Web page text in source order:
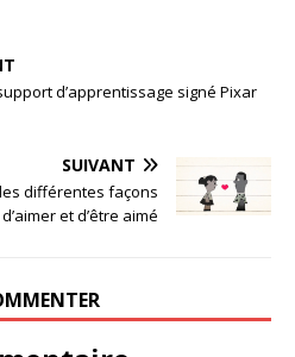
d’apprentissage signé Pixar
SUIVANT
différentes façons
d’aimer et d’être aimé